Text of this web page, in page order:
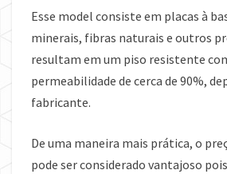
Esse model consiste em placas à
minerais, fibras naturais e outros
resultam em um piso resistente
permeabilidade de cerca de 90%,
fabricante.
De uma maneira mais prática, o
pode ser considerado vantajoso